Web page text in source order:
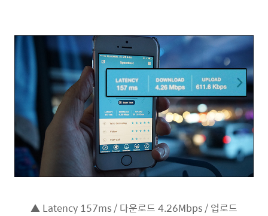
▲ Latency 157ms / 다운로드 4.26Mbps / 업로드